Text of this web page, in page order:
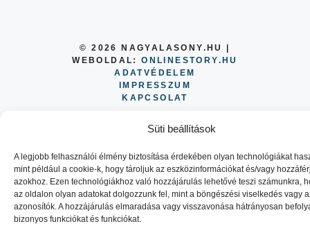
Süti beállítások
A legjobb felhasználói élmény biztosítása érdekében olyan technológiákat
mint például a cookie-k, hogy tároljuk az eszközinformációkat és/vagy
azokhoz. Ezen technológiákhoz való hozzájárulás lehetővé teszi számunkra,
az oldalon olyan adatokat dolgozzunk fel, mint a böngészési viselkedés vagy
azonosítók. A hozzájárulás elmaradása vagy visszavonása hátrányosan
bizonyos funkciókat és funkciókat.
© 2026 NAGYALASONY.HU |
WEBOLDAL:ONLINESTORY.HU
ADATVÉDELEM
IMPRESSZUM
KAPCSOLAT